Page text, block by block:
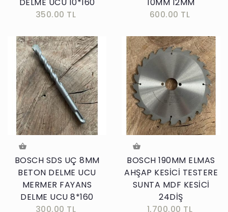
350.00 TL
600.00 TL
BOSCH SDS UÇ 8MM
BETON DELME UCU
MERMER FAYANS
DELME UCU 8*160
300.00 TL
BOSCH 190MM ELMAS
AHŞAP KESİCİ TESTERE
SUNTA MDF KESİCİ
24DİŞ
1,700.00 TL